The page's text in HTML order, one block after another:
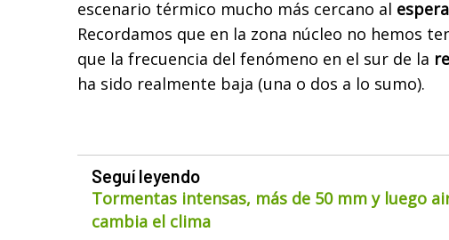
escenario térmico mucho más cercano al
Recordamos que en la zona núcleo no hemos
que la frecuencia del fenómeno en el sur de la
ha sido realmente baja (una o dos a lo sumo).
Seguí leyendo
Tormentas intensas, más de 50 mm y luego
cambia el clima